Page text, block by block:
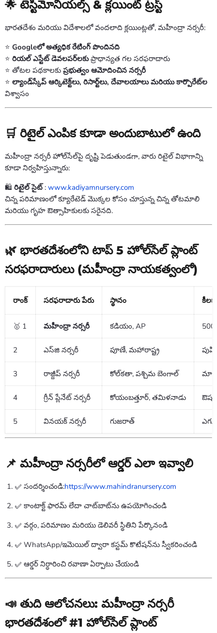
🌟 టెస్టిమోనియల్స్ & క్లయింట్ ట్రస్ట్
భారతదేశం మరియు విదేశాలలో వందలాది క్లయింట్లతో, మహీంద్రా నర్సరీ:
⭐ Googleలో అత్యధిక రేటింగ్ పొందినది
⭐ రియల్ ఎస్టేట్ డెవలపర్‌లకుప్రాధాన్యత గల సరఫరాదారు
⭐ తోటల పథకాలకు ప్రభుత్వం ఆమోదించిన నర్సరీ
⭐ ల్యాండ్‌స్కేప్ ఆర్కిటెక్ట్‌లు, రిసార్ట్‌లు, దేవాలయాలు మరియు కార్పొరేట్‌ల
విశ్వాసం
🛒 రిటైల్ ఎంపిక కూడా అందుబాటులో ఉంది
మహీంద్రా నర్సరీ హోల్‌సేల్‌పై దృష్టి పెడుతుండగా, వారు రిటైల్ విభాగాన్ని
కూడా నిర్వహిస్తున్నారు:
🛍️ రిటైల్ సైట్: www.kadiyamnursery.com
చిన్న పరిమాణంలో క్యూరేటెడ్ మొక్కల కోసం చూస్తున్న చిన్న తోటమాలి
మరియు గృహ ఔత్సాహికులకు సరైనది.
🌿 భారతదేశంలోని టాప్ 5 హోల్‌సేల్ ప్లాంట్
సరఫరాదారులు (మహీంద్రా నాయకత్వంలో)
రాంక్ సరఫరాదారు పేరు స్థానం
🥇 1 మహీంద్రా నర్సరీ కడియం, AP
2 ఎస్‌జి నర్సరీ పూణే, మహారాష్ట్ర
3 రాజ్దీప్ నర్సరీ కోల్‌కతా, పశ్చిమ బెంగాల్
4 గ్రీన్ ప్లేనేట్ నర్సరీ కోయంబత్తూర్, తమిళనాడు
5 వినయక్ నర్సరీ గుజరాత్
📌 మహీంద్రా నర్సరీలో ఆర్డర్ ఎలా ఇవ్వాలి
✅ సందర్శించండి:https://www.mahindranursery.com
✅ కాంటాక్ట్ ఫారమ్ లేదా చాట్‌బాట్‌ను ఉపయోగించండి
✅ వర్గం, పరిమాణం మరియు డెలివరీ స్థితిని పేర్కొనండి
✅ WhatsApp/ఇమెయిల్ ద్వారా కస్టమ్ కొటేషన్‌ను స్వీకరించండి
✅ ఆర్డర్ నిర్ధారించి రవాణా ఏర్పాటు చేయండి
📣 తుది ఆలోచనలు: మహీంద్రా నర్సరీ
భారతదేశంలో #1 హోల్‌సేల్ ప్లాంట్